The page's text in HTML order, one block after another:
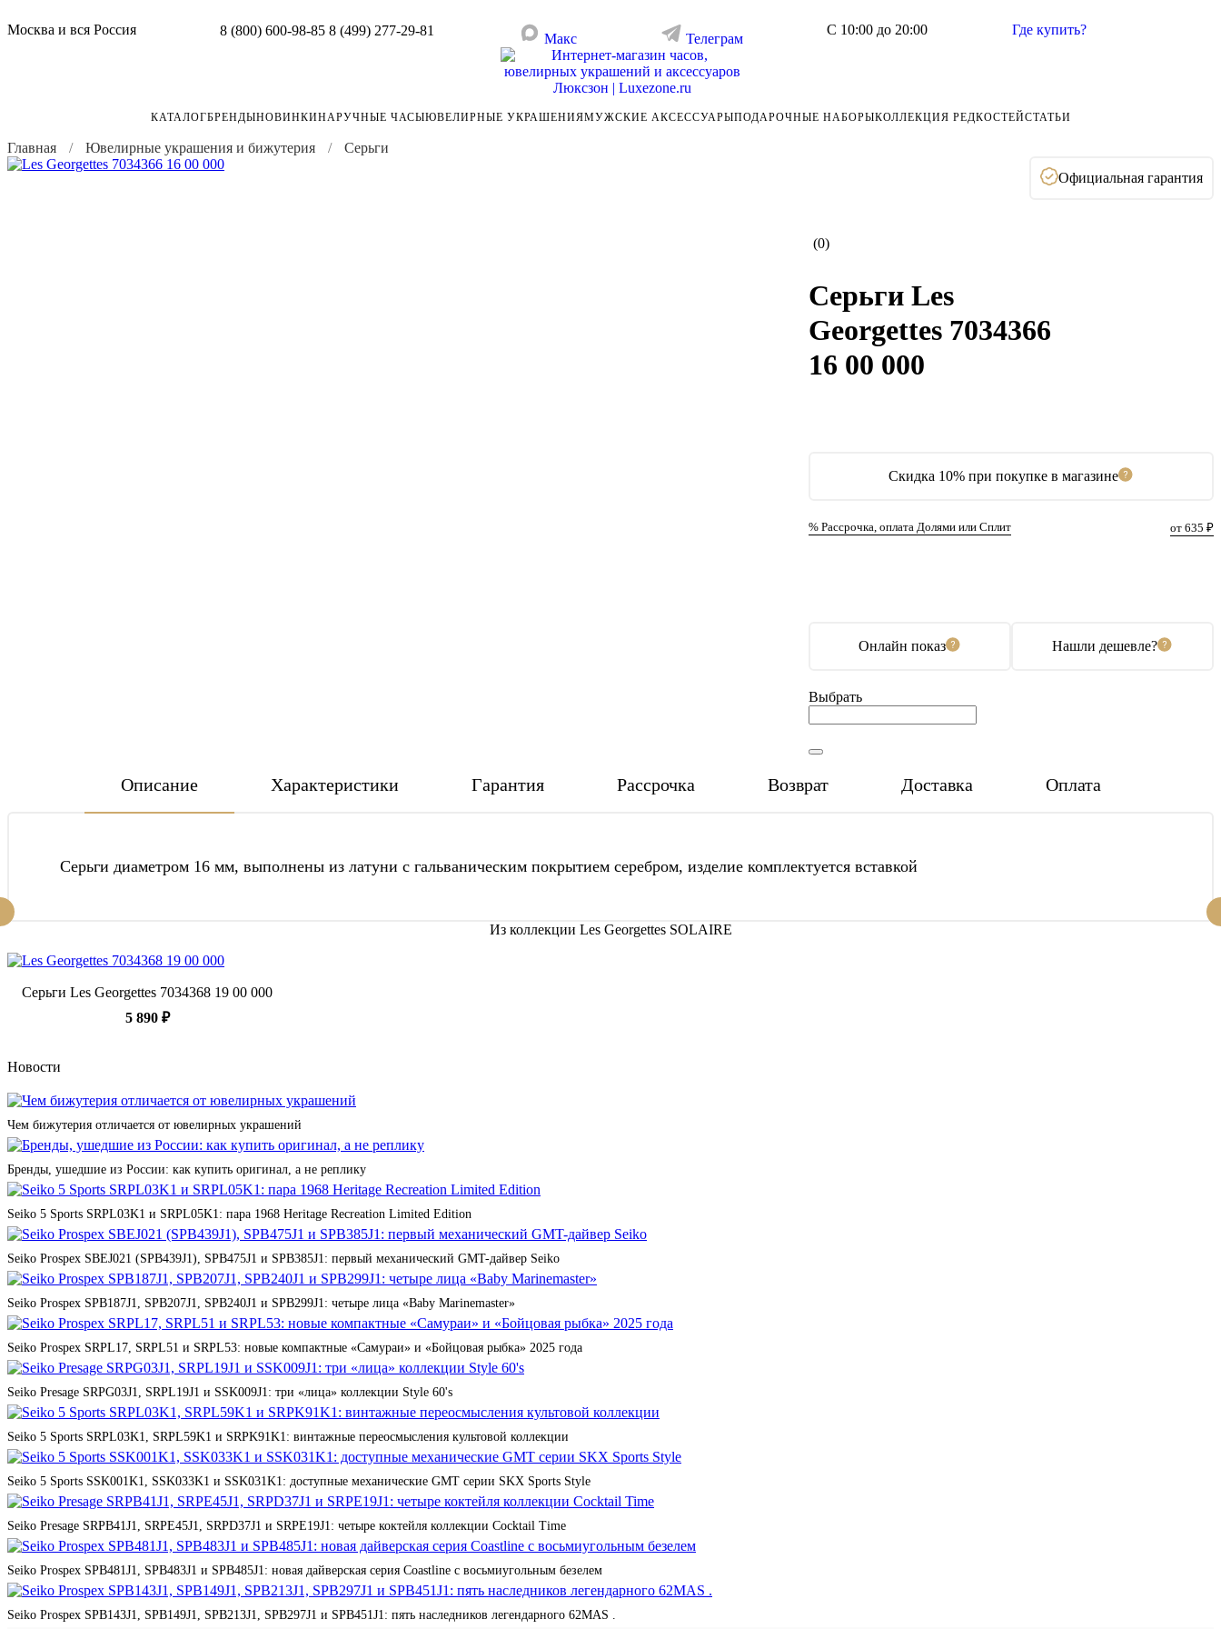
Москва и вся Россия 8 (800) 600-98-85 8 (499) 277-29-81
Макс Телеграм
С 10:00 до 20:00 Где купить?
КАТАЛОГБРЕНДЫНОВИНКИНАРУЧНЫЕ ЧАСЫЮВЕЛИРНЫЕ УКРАШЕНИЯМУЖСКИЕ АКСЕССУАРЫПОДАРОЧНЫЕ НАБОРЫКОЛЛЕКЦИЯ РЕДКОСТЕЙСТАТЬИ
Главная Ювелирные украшения и бижутерия
Серьги
Официальная гарантия
(0)
Скидка 10% при покупке в магазине
% Рассрочка, оплата Долями или Сплит от 635 ₽
Серьги Les
Georgettes 7034366
16 00 000
Онлайн показ Нашли дешевле?
Выбрать
Описание Характеристики Гарантия Рассрочка Возврат Доставка Оплата
Серьги диаметром 16 мм, выполнены из латуни с гальваническим покрытием серебром, изделие комплектуется вставкой
Из коллекции Les Georgettes SOLAIRE
Серьги Les Georgettes 7034368 19 00 000
5 890 ₽
Новости
Чем бижутерия отличается от ювелирных украшений
Бренды, ушедшие из России: как купить оригинал, а не реплику
Seiko 5 Sports SRPL03K1 и SRPL05K1: пара 1968 Heritage Recreation Limited Edition
Seiko Prospex SBEJ021 (SPB439J1), SPB475J1 и SPB385J1: первый механический GMT-дайвер Seiko
Seiko Prospex SPB187J1, SPB207J1, SPB240J1 и SPB299J1: четыре лица «Baby Marinemaster»
Seiko Prospex SRPL17, SRPL51 и SRPL53: новые компактные «Самураи» и «Бойцовая рыбка» 2025 года
Seiko Presage SRPG03J1, SRPL19J1 и SSK009J1: три «лица» коллекции Style 60's
Seiko 5 Sports SRPL03K1, SRPL59K1 и SRPK91K1: винтажные переосмысления культовой коллекции
Seiko 5 Sports SSK001K1, SSK033K1 и SSK031K1: доступные механические GMT серии SKX Sports Style
Seiko Presage SRPB41J1, SRPE45J1, SRPD37J1 и SRPE19J1: четыре коктейля коллекции Cocktail Time
Seiko Prospex SPB481J1, SPB483J1 и SPB485J1: новая дайверская серия Coastline с восьмиугольным безелем
Seiko Prospex SPB143J1, SPB149J1, SPB213J1, SPB297J1 и SPB451J1: пять наследников легендарного 62MAS .